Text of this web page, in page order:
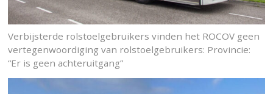
Verbijsterde rolstoelgebruikers vinden het ROCOV geen
vertegenwoordiging van rolstoelgebruikers: Provincie:
“Er is geen achteruitgang”